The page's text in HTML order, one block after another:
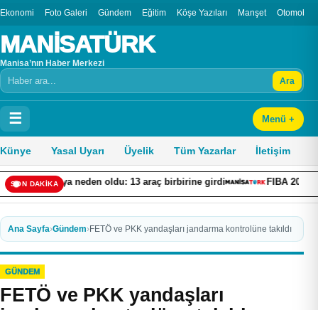
Ekonomi Foto Galeri Gündem Eğitim Köşe Yazıları Manşet Otomobil
MANİSATÜRK
Manisa’nın Haber Merkezi
Arama Ara
☰ Menü +
Künye Yasal Uyarı Üyelik Tüm Yazarlar İletişim
SON DAKİKA
oldu: 13 araç birbirine girdi FIBA 2026 Kadınlar Basketbol
Ana Sayfa›Gündem›FETÖ ve PKK yandaşları jandarma kontrolüne takıldı
GÜNDEM
FETÖ ve PKK yandaşları